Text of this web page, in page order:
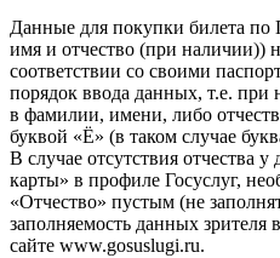
Данные для покупки билета
имя и отчество (при наличии))
соответствии со своими
порядок ввода данных, т.е. при
в фамилии, имени, либо
буквой «Ё» (в таком случае
В случае отсутствия отчества
карты» в профиле Госуслуг,
«Отчество» пустым (не
заполняемость данных зрителя
сайте www.gosuslugi.ru.